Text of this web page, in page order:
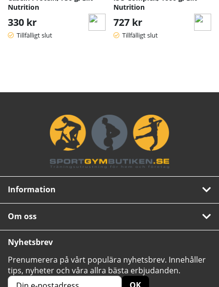
Nutrition
330 kr
Tillfälligt slut
Nutrition
727 kr
Tillfälligt slut
Information
Om oss
Nyhetsbrev
Prenumerera på vårt populära nyhetsbrev. Innehåller
tips, nyheter och våra allra bästa erbjudanden.